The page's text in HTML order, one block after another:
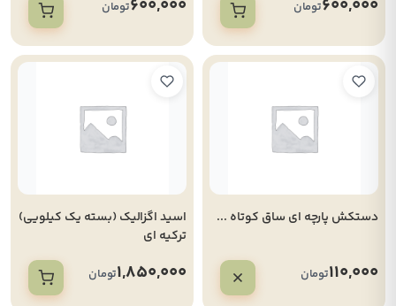
600,000تومان 600,000تومان
دستکش پارچه ای ساق کوتاه ...
110,000تومان
اسید اگزالیک (بسته یک کیلویی)
ترکیه ای
1,850,000تومان